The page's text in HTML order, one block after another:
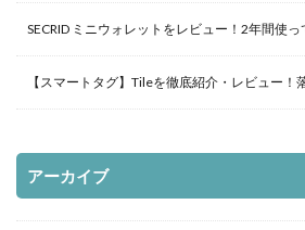
SECRID ミニウォレットをレビュー！2年間使
【スマートタグ】Tileを徹底紹介・レビュー！
アーカイブ